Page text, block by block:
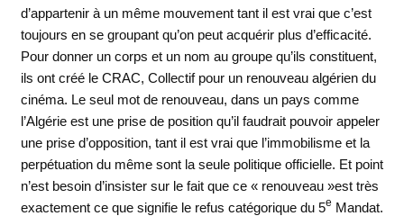
d’appartenir à un même mouvement tant il est vrai que c’est
toujours en se groupant qu’on peut acquérir plus d’efficacité.
Pour donner un corps et un nom au groupe qu’ils constituent,
ils ont créé le CRAC, Collectif pour un renouveau algérien du
cinéma. Le seul mot de renouveau, dans un pays comme
l’Algérie est une prise de position qu’il faudrait pouvoir appeler
une prise d’opposition, tant il est vrai que l’immobilisme et la
perpétuation du même sont la seule politique officielle. Et point
n’est besoin d’insister sur le fait que ce « renouveau »est très
exactement ce que signifie le refus catégorique du 5e Mandat.